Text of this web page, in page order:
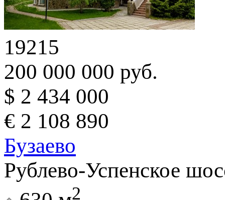
19215
200 000 000 руб.
$ 2 434 000
€ 2 108 890
Бузаево
Рублево-Успенское
2